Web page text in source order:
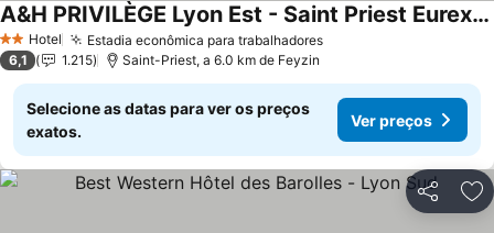
2 Estrelas
Hotel Estadia econômica para trabalhadoresVer preços
A&H PRIVILÈGE Lyon Est - Saint Priest Eurexpo
Ver preços
6,1 1.215 Saint-Priest, a 6.0 km de Feyzin
Selecione as datas para ver os preços
exatos.
Ver preços
Partilhar